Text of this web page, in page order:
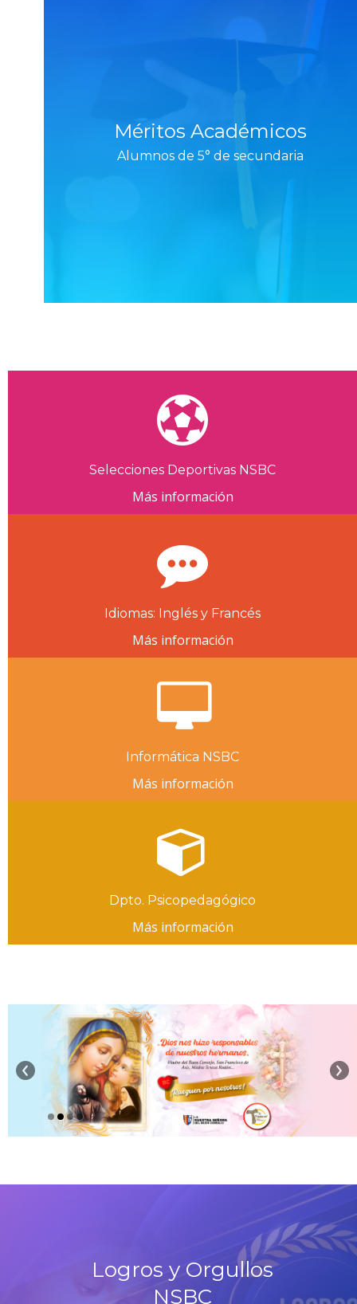
Méritos Académicos
Alumnos de 5° de secundaria
Selecciones Deportivas NSBC
Más información
Idiomas: Inglés y Francés
Más información
Informática NSBC
Más información
Dpto. Psicopedagógico
Más información
›
‹
Logros y Orgullos
NSBC